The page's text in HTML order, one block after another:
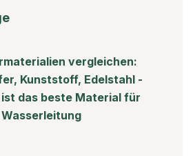
vergleichen:
Kunststoff, Edelstahl -
ist das beste Material für
Wasserleitung